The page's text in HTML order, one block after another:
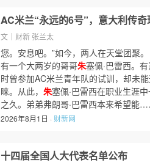
AC米兰“永远的6号”，意大利传
文｜财新 张兰太
您。安息吧。”如今，两人在天堂团聚
有一个大两岁的哥哥朱塞佩·巴雷西。有
时曾参加AC米兰青年队的试训，却未
睐。从此， 朱塞佩·巴雷西在职业生涯
之久。弟弟弗朗哥·巴雷西本来希望能
2026年8月1日 · 财新网
十四届全国人大代表名单公布